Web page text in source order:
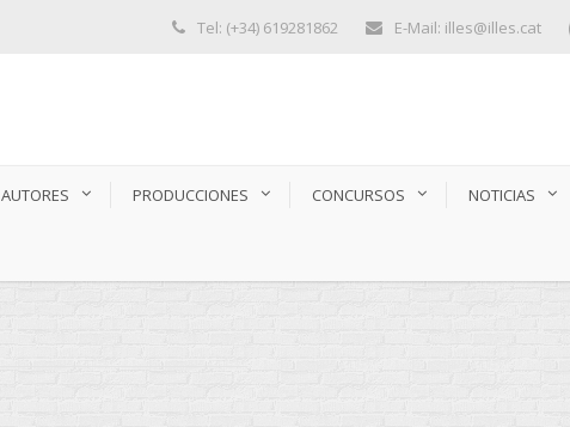
Tel: (+34) 619281862 E-Mail: illes@illes.cat
AUTORES PRODUCCIONES CONCURSOS NOTICIAS